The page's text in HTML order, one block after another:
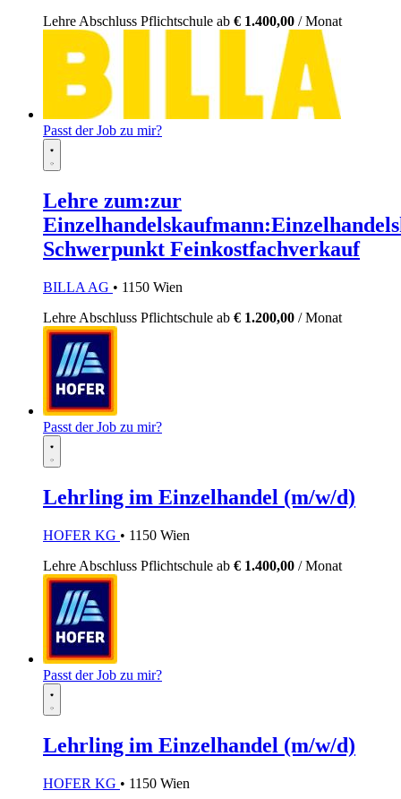
Lehre Abschluss Pflichtschule ab € 1.400,00 / Monat
Passt der Job zu mir?
Lehre zum:zur
Schwerpunkt Feinkostfachverkauf
BILLA AG • 1150 Wien
Lehre Abschluss Pflichtschule ab € 1.200,00 / Monat
Passt der Job zu mir?
Lehrling im Einzelhandel (m/w/d)
HOFER KG • 1150 Wien
Lehre Abschluss Pflichtschule ab € 1.400,00 / Monat
Passt der Job zu mir?
Lehrling im Einzelhandel (m/w/d)
HOFER KG • 1150 Wien